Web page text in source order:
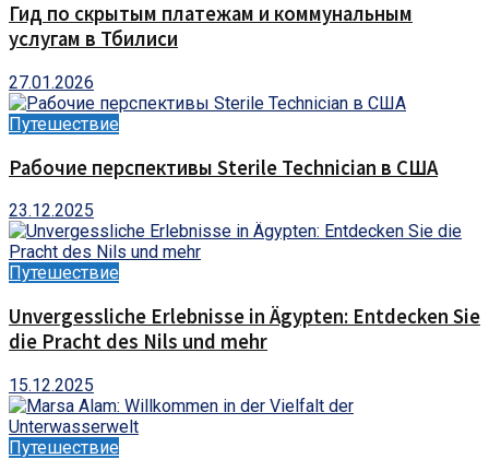
Гид по скрытым платежам и коммунальным
услугам в Тбилиси
27.01.2026
Путешествие
Рабочие перспективы Sterile Technician в США
23.12.2025
Путешествие
Unvergessliche Erlebnisse in Ägypten: Entdecken Sie
die Pracht des Nils und mehr
15.12.2025
Путешествие